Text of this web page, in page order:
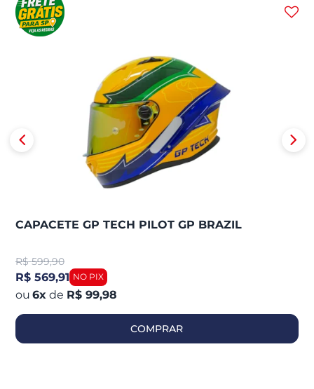
CAPACETE GP TECH PILOT GP BRAZIL
R$ 599,90
R$ 569,91
6x de R$ 99,98
COMPRAR